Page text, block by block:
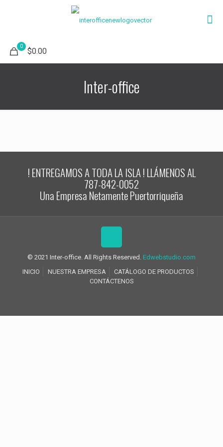
0
$0.00
Inter-office
! ENTREGAMOS A TODA LA ISLA ! LLÁMENOS AL
787-842-0052
Una Empresa Netamente Puertorriqueña
© 2021 Inter-office. All Rights Reserved. Edwebstudio.com
INICIO
NUESTRA EMPRESA
CATÁLOGO DE PRODUCTOS
CONTÁCTENOS